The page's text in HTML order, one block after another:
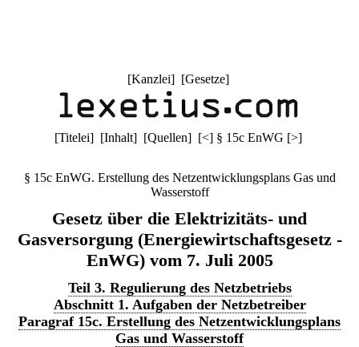
[Kanzlei] [Gesetze]
[Titelei] [Inhalt] [Quellen] [<] § 15c EnWG [>]
§ 15c EnWG. Erstellung des Netzentwicklungsplans Gas und
Wasserstoff
Gesetz über die Elektrizitäts- und
Gasversorgung (Energiewirtschaftsgesetz -
EnWG) vom 7. Juli 2005
Teil 3. Regulierung des Netzbetriebs
Abschnitt 1. Aufgaben der Netzbetreiber
Paragraf 15c. Erstellung des Netzentwicklungsplans
Gas und Wasserstoff